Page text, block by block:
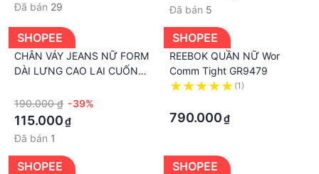
Đã bán 29
Đã bán 5
SHOPEE
CHÂN VÁY JEANS NỮ FORM
DÀI LƯNG CAO LAI CUỐN
ĐẬM XÁM ĐẬM XỊN SÒ SIÊU
PHONG CÁCH
190.000 ₫ -39%
115.000₫
Đã bán 1
SHOPEE
REEBOK QUẦN NỮ Wor
Comm Tight GR9479
(1)
790.000₫
SHOPEE SHOPEE